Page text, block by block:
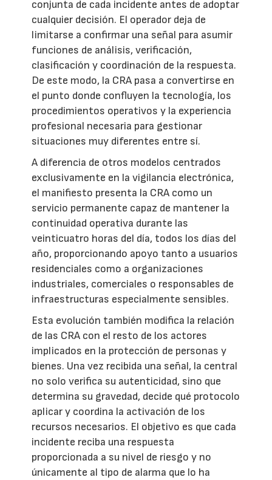
conjunta de cada incidente antes de adoptar
cualquier decisión. El operador deja de
limitarse a confirmar una señal para asumir
funciones de análisis, verificación,
clasificación y coordinación de la respuesta.
De este modo, la CRA pasa a convertirse en
el punto donde confluyen la tecnología, los
procedimientos operativos y la experiencia
profesional necesaria para gestionar
situaciones muy diferentes entre sí.
A diferencia de otros modelos centrados
exclusivamente en la vigilancia electrónica,
el manifiesto presenta la CRA como un
servicio permanente capaz de mantener la
continuidad operativa durante las
veinticuatro horas del día, todos los días del
año, proporcionando apoyo tanto a usuarios
residenciales como a organizaciones
industriales, comerciales o responsables de
infraestructuras especialmente sensibles.
Esta evolución también modifica la relación
de las CRA con el resto de los actores
implicados en la protección de personas y
bienes. Una vez recibida una señal, la central
no solo verifica su autenticidad, sino que
determina su gravedad, decide qué protocolo
aplicar y coordina la activación de los
recursos necesarios. El objetivo es que cada
incidente reciba una respuesta
proporcionada a su nivel de riesgo y no
únicamente al tipo de alarma que lo ha